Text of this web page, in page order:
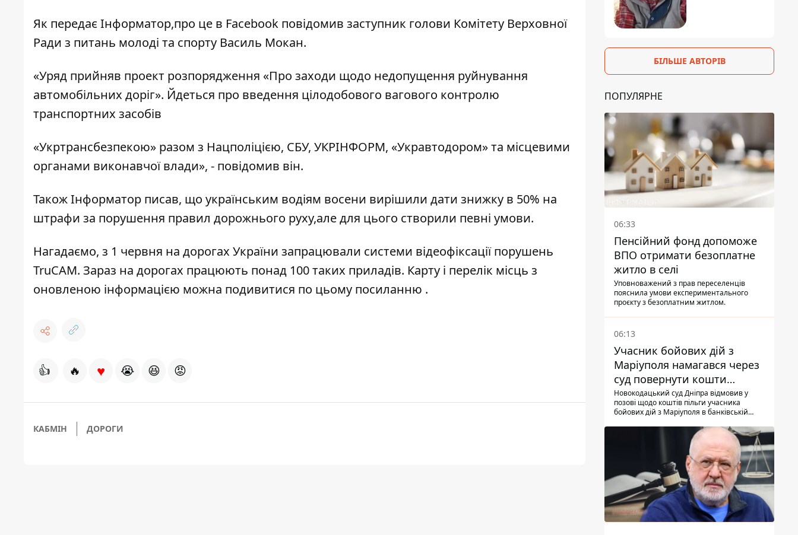
Як передає Інформатор,про це в Facebook повідомив заступник голови Комітету Верховної
Ради з питань молоді та спорту Василь Мокан.
«Уряд прийняв проект розпорядження «Про заходи щодо недопущення руйнування
автомобільних доріг». Йдеться про введення цілодобового вагового контролю
транспортних засобів
«Укртрансбезпекою» разом з Нацполіцією, СБУ, УКРІНФОРМ, «Укравтодором» та місцевими
органами виконавчої влади», - повідомив він.
Також Інформатор писав, що українським водіям восени вирішили дати знижку в 50% на
штрафи за порушення правил дорожнього руху,але для цього створили певні умови.
Нагадаємо, з 1 червня на дорогах України запрацювали системи відеофіксації порушень
TruCAM. Зараз на дорогах працюють понад 100 таких приладів. Карту і перелік місць з
оновленою інформацією можна подивитися по цьому посиланню .
👍 🔥 ♥ 😭 😆 😡
КАБМІН ДОРОГИ
БІЛЬШЕ АВТОРІВ
ПОПУЛЯРНЕ
06:33
Пенсійний фонд допоможе
ВПО отримати безоплатне
житло в селі
Уповноважений з прав переселенців
пояснила умови експериментального
проєкту з безоплатним житлом.
06:13
Учасник бойових дій з
Маріуполя намагався через
суд повернути кошти
субсидії з рахунку в
Ощадбанку - яким було
Новокодацький суд Дніпра відмовив у
позові щодо коштів пільги учасника
бойових дій з Маріуполя в банківській